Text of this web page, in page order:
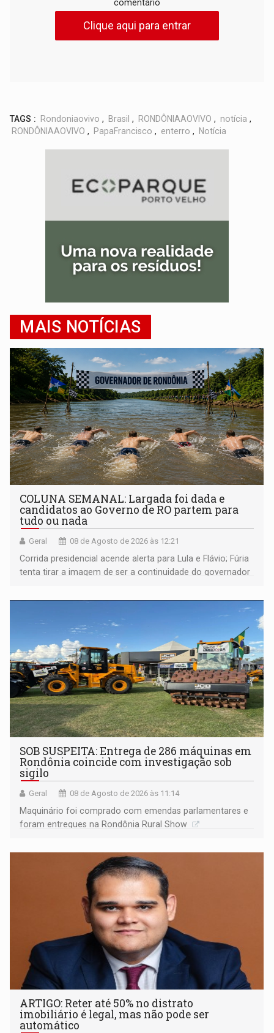
comentário
Clique aqui para entrar
TAGS : Rondoniaovivo , Brasil , RONDÔNIAAOVIVO , notícia ,
RONDÔNIAAOVIVO , PapaFrancisco , enterro , Notícia
MAIS NOTÍCIAS
COLUNA SEMANAL: Largada foi dada e
candidatos ao Governo de RO partem para
tudo ou nada
Geral 08 de Agosto de 2026 às 12:21
Corrida presidencial acende alerta para Lula e Flávio; Fúria
tenta tirar a imagem de ser a continuidade do governador
não ter entrado no modo eleição; ABAV faz evento em
SOB SUSPEITA: Entrega de 286 máquinas em
Rondônia coincide com investigação sob
sigilo
Geral 08 de Agosto de 2026 às 11:14
Maquinário foi comprado com emendas parlamentares e
foram entregues na Rondônia Rural Show
ARTIGO: Reter até 50% no distrato
imobiliário é legal, mas não pode ser
automático